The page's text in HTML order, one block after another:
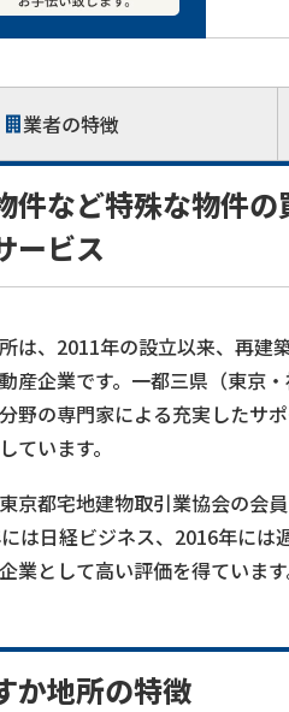
業者の特徴
件など特殊な物件
ービス
は、2011年の設立以来、再建
産企業です。一都三県（東京
野の専門家による充実したサ
ています。
京都宅地建物取引業協会の会
は日経ビジネス、2016年に
業として高い評価を得ています
か地所の特徴